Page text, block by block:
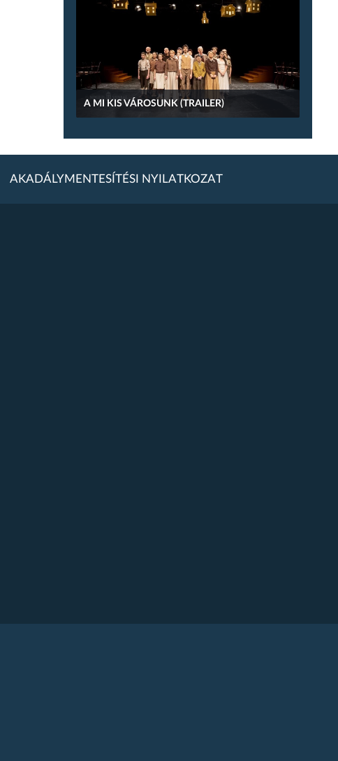
A MI KIS VÁROSUNK (TRAILER)
AKADÁLYMENTESÍTÉSI NYILATKOZAT